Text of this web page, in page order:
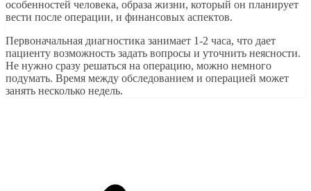
особенностей человека, образа жизни, который он планирует
вести после операции, и финансовых аспектов.
Первоначальная диагностика занимает 1-2 часа, что дает
пациенту возможность задать вопросы и уточнить неясности.
Не нужно сразу решаться на операцию, можно немного
подумать. Время между обследованием и операцией может
занять несколько недель.